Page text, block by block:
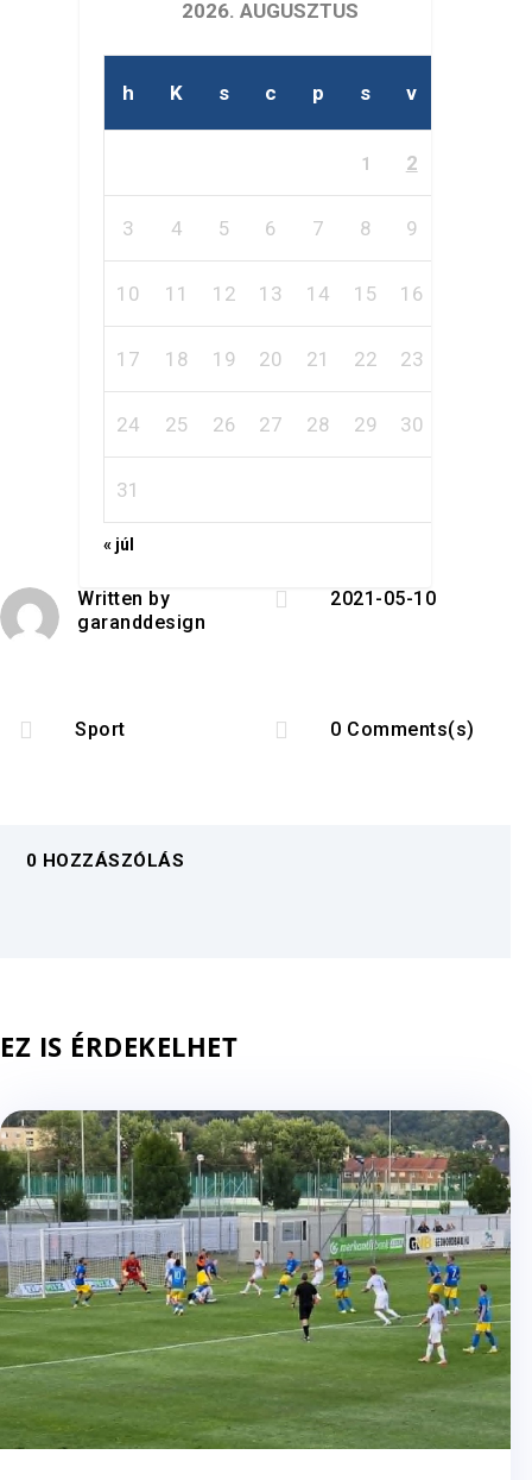
2026. AUGUSZTUS
h K s c p s v
1 2
3 4 5 6 7 8 9
10 11 12 13 14 15 16
17 18 19 20 21 22 23
24 25 26 27 28 29 30
31
« júl
Written by
garanddesign
 2021-05-10
 Sport  0 Comments(s)
0 HOZZÁSZÓLÁS
EZ IS ÉRDEKELHET